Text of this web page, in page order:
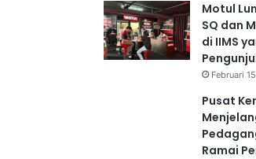
Motul
SQ dan
di IIMS
Februari
Pusat
Ramai